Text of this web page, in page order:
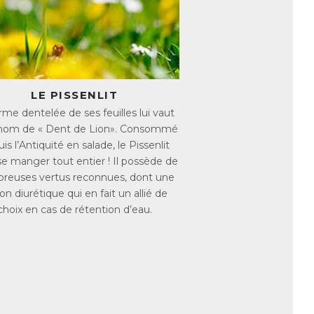
d’en consommer de grandes
scientifiques ont montré que
les triglycérides et le mauvais
de surpoids. Du fait de sa richesse
idéal pour lutter contre la rétention
urinaire, et dont l’action
LE PISSENLIT
dentelée de ses feuilles lui vaut
de « Dent de Lion». Consommé
l’Antiquité en salade, le Pissenlit
manger tout entier ! Il possède de
vertus reconnues, dont une
diurétique qui en fait un allié de
en cas de rétention d’eau.